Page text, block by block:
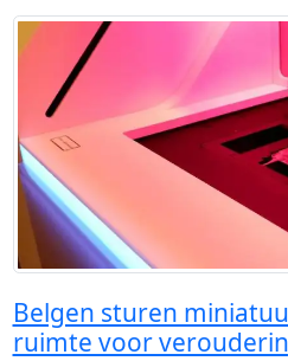
Belgen sturen
ruimte voor